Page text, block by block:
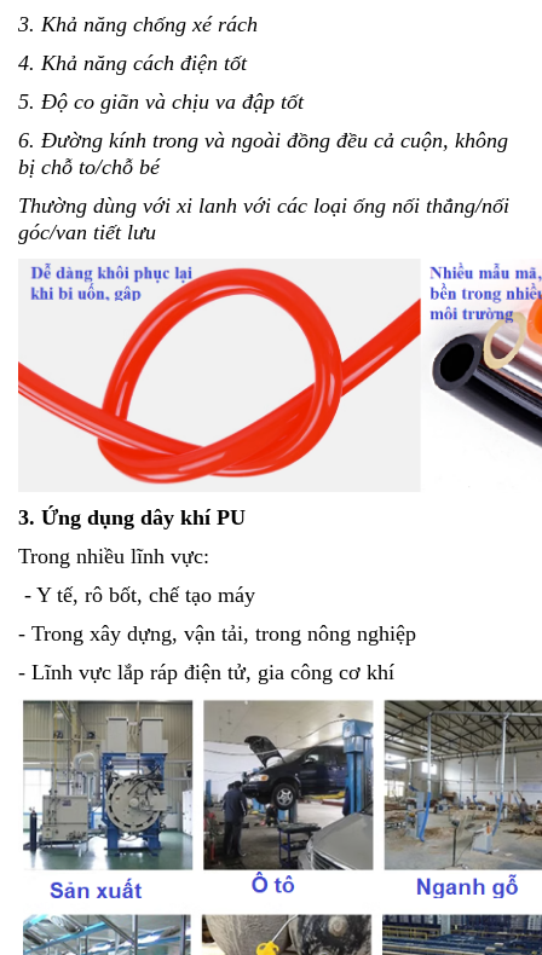
3. Khả năng chống xé rách
4. Khả năng cách điện tốt
5. Độ co giãn và chịu va đập tốt
6. Đường kính trong và ngoài đồng đều cả cuộn, không
bị chỗ to/chỗ bé
Thường dùng với xi lanh với các loại ống nối thẳng/nối
góc/van tiết lưu
3. Ứng dụng dây khí PU
Trong nhiều lĩnh vực:
- Y tế, rô bốt, chế tạo máy
- Trong xây dựng, vận tải, trong nông nghiệp
- Lĩnh vực lắp ráp điện tử, gia công cơ khí